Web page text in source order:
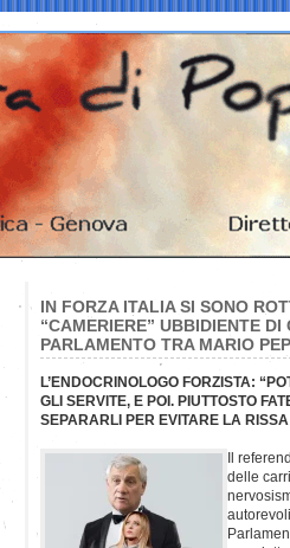
IN FORZA ITALIA SI SONO
“CAMERIERE” UBBIDIENTE
PARLAMENTO TRA MARIO
L’ENDOCRINOLOGO FORZISTA:
GLI SERVITE, E POI. PIUTTOSTO
SEPARARLI PER EVITARE LA RISSA
Il
delle